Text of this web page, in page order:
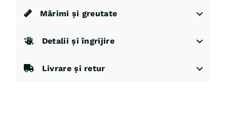
Mărimi și greutate
Detalii și îngrijire
Livrare și retur